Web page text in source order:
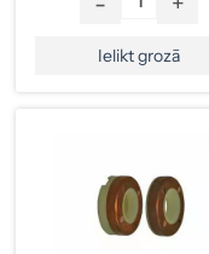
Ielikt grozā